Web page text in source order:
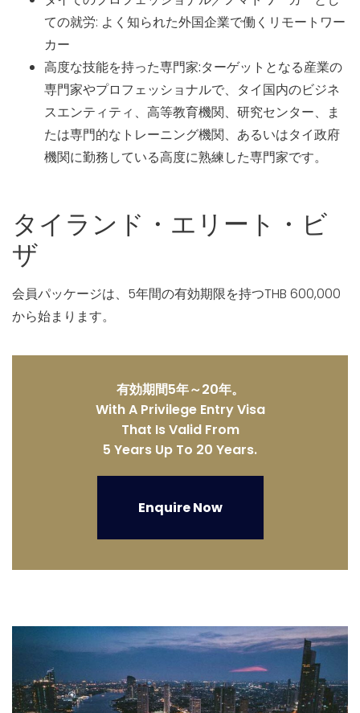
ての就労: よく知られた外国企業で働くリモートワー
カー
高度な技能を持った専門家:ターゲットとなる産業の
専門家やプロフェッショナルで、タイ国内のビジネ
スエンティティ、高等教育機関、研究センター、ま
たは専門的なトレーニング機関、あるいはタイ政府
機関に勤務している高度に熟練した専門家です。
タイランド・エリート・ビ
ザ
会員パッケージは、5年間の有効期限を持つTHB 600,000
から始まります。
有効期間5年～20年。
With A Privilege Entry Visa
That Is Valid From
5 Years Up To 20 Years.
Enquire Now